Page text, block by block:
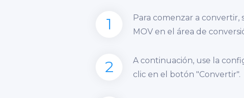
1
Para comenzar a
MOV en el área de
2
A continuación, use la
clic en el botón "Convertir".